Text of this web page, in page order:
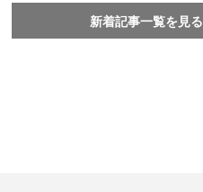
新着記事一覧を見る